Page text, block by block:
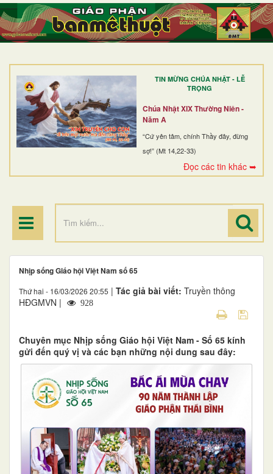
TIN MỪNG CHÚA NHẬT - LỄ
TRỌNG
Chúa Nhật XIX Thường Niên -
Năm A
“Cứ yên tâm, chính Thầy đây, đừng
sợ!” (Mt 14,22-33)
Đọc các tin khác ➥
TRANG NHẤT
GIỚI THIỆU
DÒNG TU
BAN MỤC VỤ
ĐOÀN THỂ CG
ĐIỂM HÀNH HƯƠNG
Nhịp sống Giáo hội Việt Nam số 65
Thứ hai - 16/03/2026 20:55 | Tác giả bài viết: Truyền thông
HĐGMVN |
928
Chuyên mục Nhịp sống Giáo hội Việt Nam - Số 65 kính
gửi đến quý vị và các bạn những nội dung sau đây: